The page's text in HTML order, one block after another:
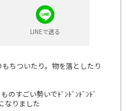
LINEで送る
ちついたり。物を落としたり
すごい勢いでﾄﾞﾝﾄﾞﾝﾄﾞﾝﾄﾞ
なりました